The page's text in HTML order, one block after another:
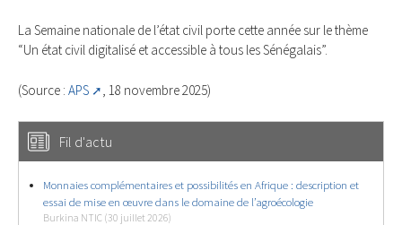
La Semaine nationale de l’état civil porte cette année sur le thème
“Un état civil digitalisé et accessible à tous les Sénégalais”.
(Source : APS , 18 novembre 2025)
Fil d'actu
Monnaies complémentaires et possibilités en Afrique : description et
essai de mise en œuvre dans le domaine de l’agroécologie
Burkina NTIC (30 juillet 2026)